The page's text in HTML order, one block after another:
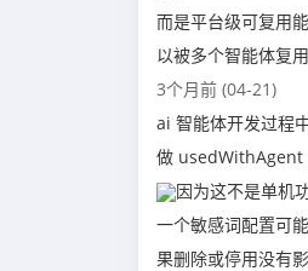
而是平台级可复用
以被多个智能体复
3个月前 (04-21)
ai 智能体开发过程
做 usedWithAgent
因为这不是单机
一个敏感词配置可
果删除或停用没有